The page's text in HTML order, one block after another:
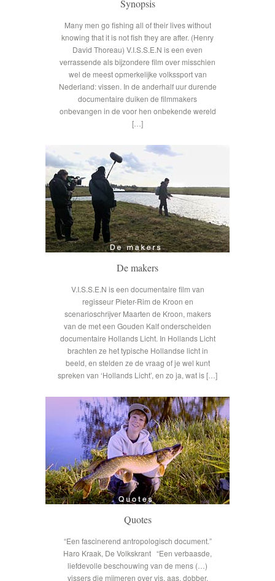
Synopsis
Many men go fishing all of their lives without
knowing that it is not fish they are after. (Henry
David Thoreau) V.I.S.S.E.N is een even
verrassende als bijzondere film over misschien
wel de meest opmerkelijke volkssport van
Nederland: vissen. In de anderhalf uur durende
documentaire duiken de filmmakers
onbevangen in de voor hen onbekende wereld
[…]
De makers
V.I.S.S.E.N is een documentaire film van
regisseur Pieter-Rim de Kroon en
scenarioschrijver Maarten de Kroon, makers
van de met een Gouden Kalf onderscheiden
documentaire Hollands Licht. In Hollands Licht
brachten ze het typische Hollandse licht in
beeld, en stelden ze de vraag of je wel kunt
spreken van ‘Hollands Licht’, en zo ja, wat is […]
Quotes
“Een fascinerend antropologisch document.”
Haro Kraak, De Volkskrant “Een verbaasde,
liefdevolle beschouwing van de mens (…)
vissers die mijmeren over vis, aas, dobber,